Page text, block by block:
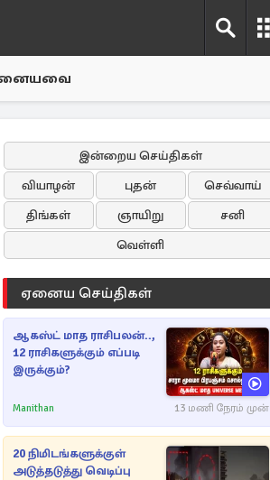
இன்றைய செய்திகள்
வியாழன்
புதன்
செவ்வாய்
திங்கள்
ஞாயிறு
சனி
வெள்ளி
ஏனைய செய்திகள்
ஆகஸ்ட் மாத ராசிபலன்..,
12 ராசிகளுக்கும் எப்படி
இருக்கும்?
Manithan 13 மணி நேரம் முன்
20 நிமிடங்களுக்குள்
அடுத்தடுத்து வெடிப்பு